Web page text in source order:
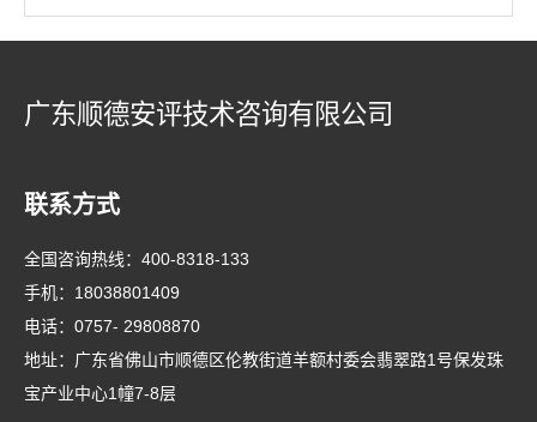
广东顺德安评技术咨询有限公司
联系方式
全国咨询热线： 400-8318-133
手机： 18038801409
电话： 0757- 29808870
地址：广东省佛山市顺德区伦教街道羊额村委会翡翠路1号保发珠
宝产业中心1幢7-8层